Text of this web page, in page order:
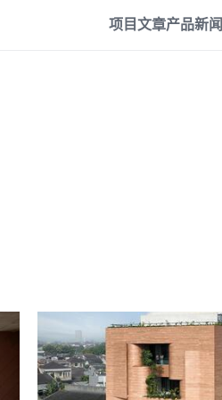
项目文章产品新闻